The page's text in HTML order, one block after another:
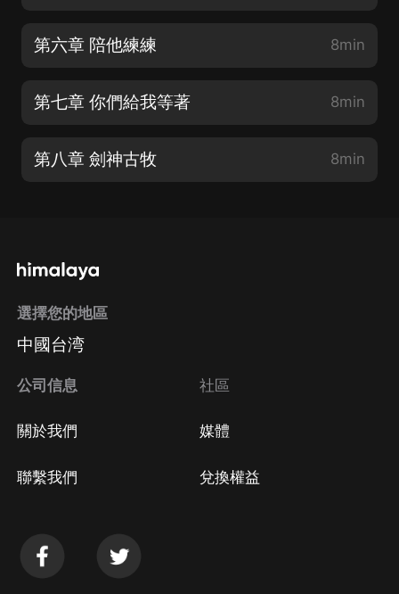
第六章 陪他練練 8min
第七章 你們給我等著 8min
第八章 劍神古牧 8min
選擇您的地區
中國台湾
公司信息
關於我們
聯繫我們
社區
媒體
兌換權益